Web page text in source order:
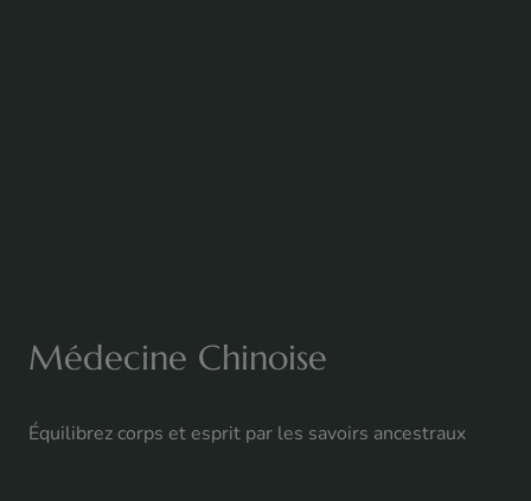
Médecine Chinoise
Équilibrez corps et esprit par les savoirs ancestraux